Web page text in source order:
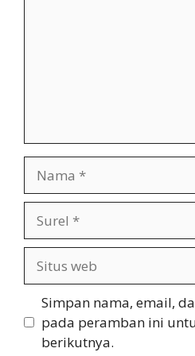
web
Simpan nama, email,
pada peramban ini
berikutnya.